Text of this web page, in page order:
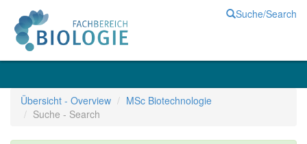
Suche/Search
Übersicht - Overview
MSc Biotechnologie
Suche - Search